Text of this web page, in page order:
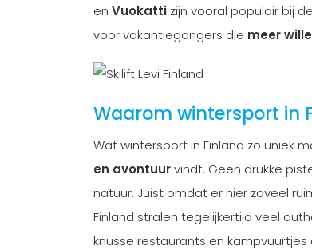
en Vuokatti zijn vooral populair bij
voor vakantiegangers die meer
Waarom wintersport in
Wat wintersport in Finland zo uniek
en avontuurvindt. Geen drukke
natuur. Juist omdat er hier zoveel
Finland stralen tegelijkertijd veel
knusse restaurants en